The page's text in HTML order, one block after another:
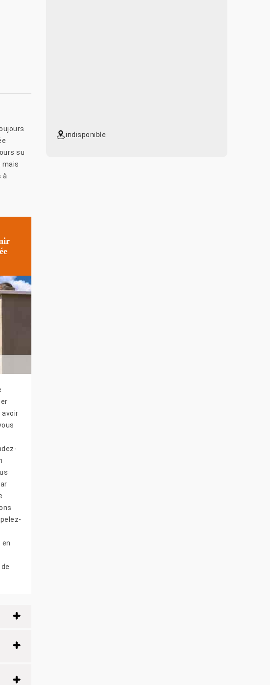
su
mais
à
avoir
en
indisponible